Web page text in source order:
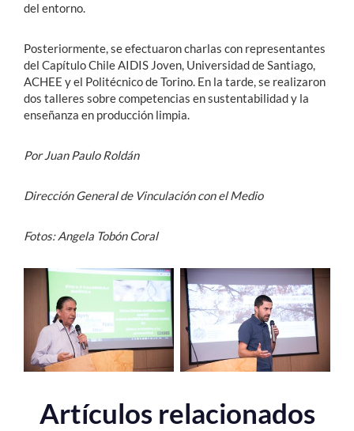
del entorno.
Posteriormente, se efectuaron charlas con representantes
del Capítulo Chile AIDIS Joven, Universidad de Santiago,
ACHEE y el Politécnico de Torino. En la tarde, se realizaron
dos talleres sobre competencias en sustentabilidad y la
enseñanza en producción limpia.
Por Juan Paulo Roldán
Dirección General de Vinculación con el Medio
Fotos: Angela Tobón Coral
Artículos relacionados